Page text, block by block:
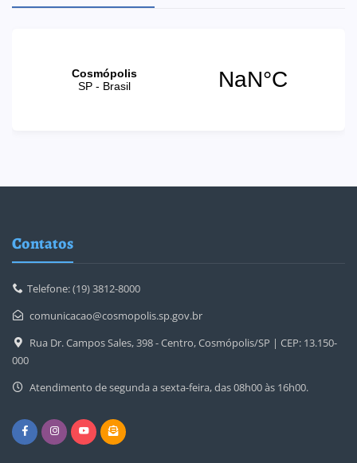
Contatos
Telefone: (19) 3812-8000
comunicacao@cosmopolis.sp.gov.br
Rua Dr. Campos Sales, 398 - Centro, Cosmópolis/SP | CEP: 13.150-
000
Atendimento de segunda a sexta-feira, das 08h00 às 16h00.